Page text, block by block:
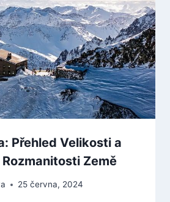
Přehled Velikosti a
Země
25 června, 2024